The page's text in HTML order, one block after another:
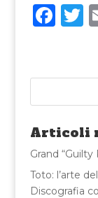
F
e
b
o
o
k
T
r
Articoli
Grand
Toto: l’arte
Discografia